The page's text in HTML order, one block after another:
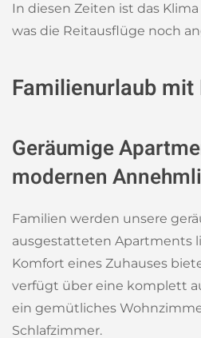
In diesen Zeiten ist das
was die Reitausflüge noch
Familienurlaub mit
Geräumige
modernen
Familien werden unsere
ausgestatteten Apartments
Komfort eines Zuhauses
verfügt über eine komplett
ein gemütliches
Schlafzimmer.